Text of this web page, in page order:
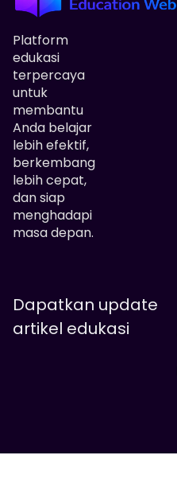
Platform
edukasi
terpercaya
untuk
membantu
Anda belajar
lebih efektif,
berkembang
lebih cepat,
dan siap
menghadapi
masa depan.
Dapatkan update
artikel edukasi